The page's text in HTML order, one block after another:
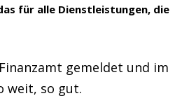
für alle Dienstleistungen, die
gemeldet und im
weit, so gut.